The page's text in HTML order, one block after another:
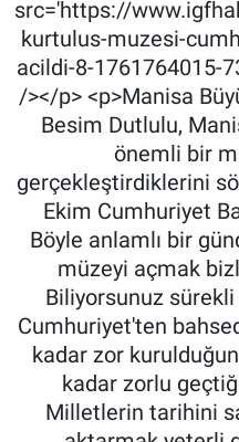
src='https://
kurtulus-muzesi-
acildi-8-1761764015-
/></p> <p>Manisa
Besim Dutlulu,
önemli bir
gerçekleştirdiklerini
Ekim Cumhuriyet
Böyle anlamlı bir
müzeyi açmak
Biliyorsunuz sürekli
Cumhuriyet'ten
kadar zor
kadar zorlu
Milletlerin tarihini